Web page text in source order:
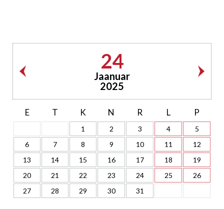
24
Jaanuar
2025
E T K N R L P
1 2 3 4
5
6
7 8 9 10 11
12
13
14 15 16 17 18
19
20
21 22 23 24 25
26
27
28 29 30 31